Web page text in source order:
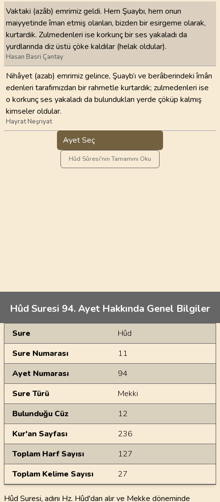
Vaktaki (azâb) emrimiz geldi. Hem Şuaybı, hem onun
maiyyetinde îman etmiş olanları, bizden bir esirgeme olarak,
kurtardık. Zulmedenleri ise korkunç bir ses yakaladı da
yurdlarında diz üstü çöke kaldılar (helak oldular).
Hasan Basri Çantay
Nihâyet (azab) emrimiz gelince, Şuayb’ı ve berâberindeki îmân
edenleri tarafımızdan bir rahmetle kurtardık; zulmedenleri ise
o korkunç ses yakaladı da bulundukları yerde çöküp kalmış
kimseler oldular.
Hayrat Neşriyat
Ayet Seç
Hûd Sûresi'nin Tamamını Oku
Hûd Suresi 94. Ayet Hakkında Genel Bilgiler
Genel Bilgiler
Sure
Hûd
Sure Numarası
11
Ayet Numarası
94
Sure Türü
Mekki
Bulunduğu Cüz
12
Kur'an Sayfası
236
Toplam Harf Sayısı
127
Toplam Kelime Sayısı
27
Hûd Suresi, adını Hz. Hûd'dan alır ve Mekke döneminde